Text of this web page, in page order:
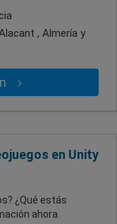
, Almería y
en Unity
¿Qué estás
ahora.